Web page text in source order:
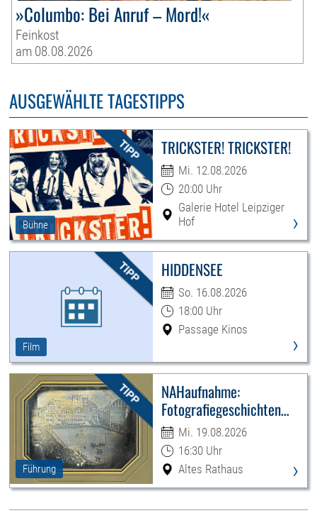
»Columbo: Bei Anruf – Mord!«
Feinkost
am 08.08.2026
AUSGEWÄHLTE TAGESTIPPS
Bühne
TRICKSTER! TRICKSTER!
Mi. 12.08.2026
20:00 Uhr
Galerie Hotel Leipziger
Hof
›
Film
HIDDENSEE
So. 16.08.2026
18:00 Uhr
Passage Kinos
›
Führung
NAHaufnahme:
Fotografiegeschichten
Leipzigs
Mi. 19.08.2026
16:30 Uhr
Altes Rathaus
›